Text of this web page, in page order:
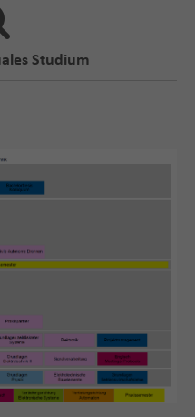
Studium